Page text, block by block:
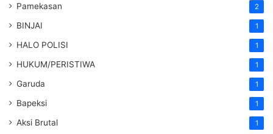
Pamekasan 2
BINJAI 1
HALO POLISI 1
HUKUM/PERISTIWA 1
Garuda 1
Bapeksi 1
Aksi Brutal 1